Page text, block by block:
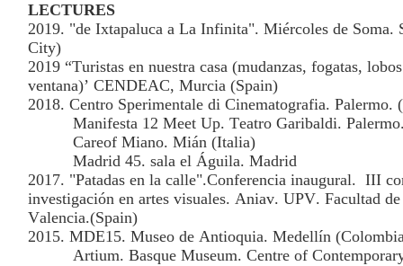
LECTURES
2019. "de Ixtapaluca a La Infinita". Miércoles de Soma.
City)
2019 “Turistas en nuestra casa (mudanzas, fogatas,
ventana)’ CENDEAC, Murcia (Spain)
2018. Centro Sperimentale di Cinematografia. Palermo.
Manifesta 12 Meet Up. Teatro Garibaldi.
Careof Miano. Mián (Italia)
Madrid 45. sala el Águila. Madrid
2017. "Patadas en la calle".Conferencia inaugural. III
investigación en artes visuales. Aniav. UPV. Facultad
Valencia.(Spain)
2015. MDE15. Museo de Antioquia. Medellín
Artium. Basque Museum. Centre of